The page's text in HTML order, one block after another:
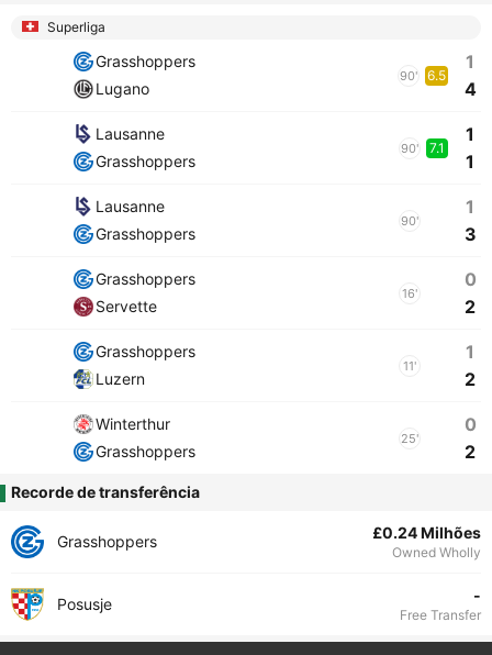
Superliga
Grasshoppers
Lugano
90' 6.5
1
4
Lausanne
Grasshoppers
90' 7.1
1
1
Lausanne
Grasshoppers
90'
1
3
Grasshoppers
Servette
16'
0
2
Grasshoppers
Luzern
11'
1
2
Winterthur
Grasshoppers
25'
0
2
Recorde de transferência
Grasshoppers £0.24 Milhões
Owned Wholly
Posusje -
Free Transfer